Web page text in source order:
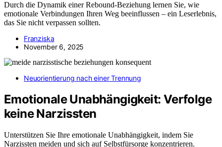
Durch die Dynamik einer Rebound-Beziehung lernen Sie, wie
emotionale Verbindungen Ihren Weg beeinflussen – ein Leserlebnis,
das Sie nicht verpassen sollten.
Franziska
November 6, 2025
Neuorientierung nach einer Trennung
Emotionale Unabhängigkeit: Verfolge
keine Narzissten
Unterstützen Sie Ihre emotionale Unabhängigkeit, indem Sie
Narzissten meiden und sich auf Selbstfürsorge konzentrieren.